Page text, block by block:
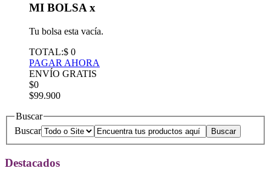
MI BOLSA x
Tu bolsa esta vacía.
TOTAL:$ 0
PAGAR AHORA
ENVÍO GRATIS
$0
$99.900
Buscar
Buscar
Destacados